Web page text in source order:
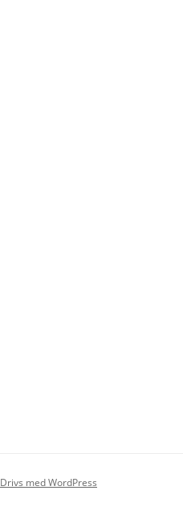
Drivs med WordPress